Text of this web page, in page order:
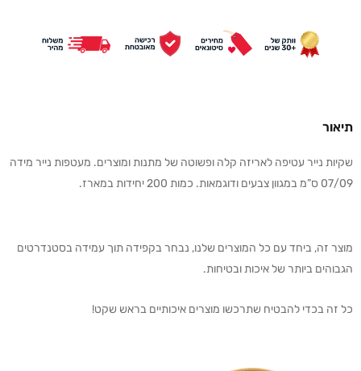
תיאור
שקיות נייר עטיפה לאריזה קלה ופשוטה של מתנות ומוצרים. מעטפות נייר מידה
07/09 ס”מ במגוון צבעים ודוגמאות. כמות 200 יחידות במארז.
מוצר זה, ביחד עם כל המוצרים שלנו, נבחר בקפידה תוך עמידה בסטנדרטים
הגבוהים ביותר של איכות ובטיחות.
כל זה בכדי להבטיח שתרכשו מוצרים איכותיים בראש שקט!